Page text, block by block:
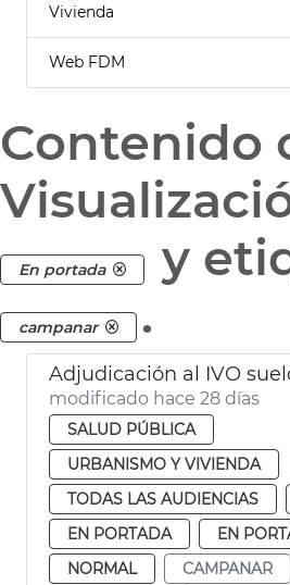
Vivienda
Web FDM
Contenido
En portada y
campanar .
modificado hace 28 días
SALUD PÚBLICA
URBANISMO Y VIVIENDA
TODAS LAS AUDIENCIAS
EN PORTADA
EN
NORMAL
CAMPANAR